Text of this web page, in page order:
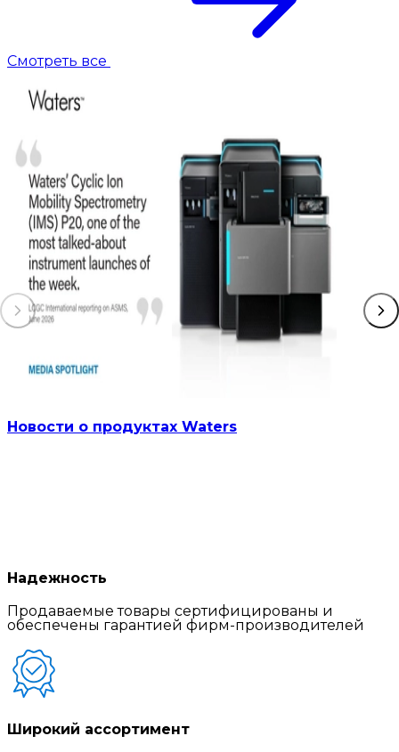
Смотреть все
Новости о продуктах Waters
Надежность
Продаваемые товары сертифицированы и
обеспечены гарантией фирм-производителей
Широкий ассортимент